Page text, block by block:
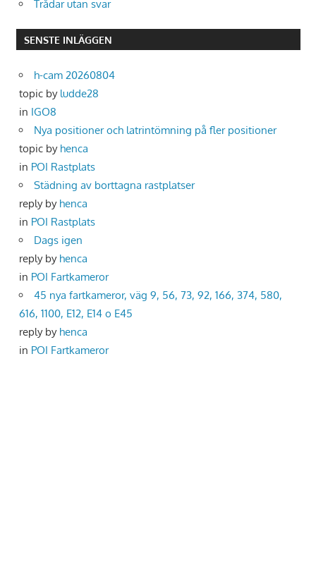
Trådar utan svar
SENSTE INLÄGGEN
h-cam 20260804
topic by ludde28
in IGO8
Nya positioner och latrintömning på fler positioner
topic by henca
in POI Rastplats
Städning av borttagna rastplatser
reply by henca
in POI Rastplats
Dags igen
reply by henca
in POI Fartkameror
45 nya fartkameror, väg 9, 56, 73, 92, 166, 374, 580,
616, 1100, E12, E14 o E45
reply by henca
in POI Fartkameror